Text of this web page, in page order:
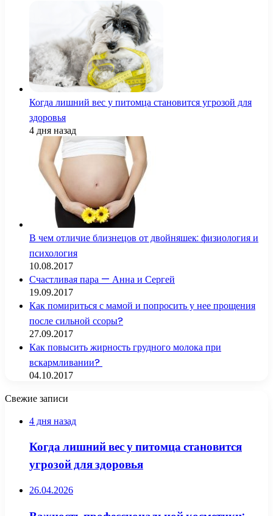
Когда лишний вес у питомца становится угрозой для
здоровья
4 дня назад
В чем отличие близнецов от двойняшек: физиология и
психология
10.08.2017
Счастливая пара — Анна и Сергей
19.09.2017
Как помириться с мамой и попросить у нее прощения
после сильной ссоры?
27.09.2017
Как повысить жирность грудного молока при
вскармливании?
04.10.2017
Свежие записи
4 дня назад
Когда лишний вес у питомца становится
угрозой для здоровья
26.04.2026